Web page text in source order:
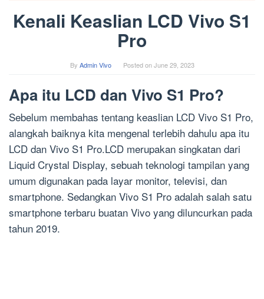
Kenali Keaslian LCD Vivo S1
Pro
By Admin Vivo Posted onJune 29, 2023
Apa itu LCD dan Vivo S1 Pro?
Sebelum membahas tentang keaslian LCD Vivo S1 Pro,
alangkah baiknya kita mengenal terlebih dahulu apa itu
LCD dan Vivo S1 Pro.LCD merupakan singkatan dari
Liquid Crystal Display, sebuah teknologi tampilan yang
umum digunakan pada layar monitor, televisi, dan
smartphone. Sedangkan Vivo S1 Pro adalah salah satu
smartphone terbaru buatan Vivo yang diluncurkan pada
tahun 2019.